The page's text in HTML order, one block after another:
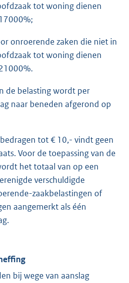
tot woning dienen
onroerende zaken die niet in
tot woning dienen
de belasting wordt per
naar beneden afgerond op
tot € 10,- vindt geen
Voor de toepassing van de
het totaal van op een
verschuldigde
zaakbelastingen of
aangemerkt als één
bij wege van aanslag